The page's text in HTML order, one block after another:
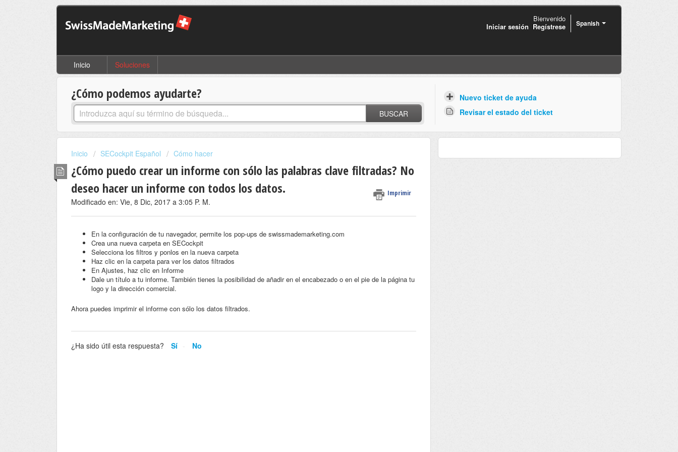
Spanish
Bienvenido
Iniciar sesión Regístrese
Inicio Soluciones
¿Cómo podemos ayudarte?
BUSCAR
Nuevo ticket de ayuda
Revisar el estado del ticket
Inicio SECockpit Español Cómo hacer
¿Cómo puedo crear un informe con sólo las palabras clave filtradas? No
deseo hacer un informe con todos los datos.
Imprimir
Modificado en: Vie, 8 Dic, 2017 a 3:05 P. M.
En la configuración de tu navegador, permite los pop-ups de swissmademarketing.com
Crea una nueva carpeta en SECockpit
Selecciona los filtros y ponlos en la nueva carpeta
Haz clic en la carpeta para ver los datos filtrados
En Ajustes, haz clic en Informe
Dale un título a tu informe. También tienes la posibilidad de añadir en el encabezado o en el pie de la página tu
logo y la dirección comercial.
Ahora puedes imprimir el informe con sólo los datos filtrados.
¿Ha sido útil esta respuesta? Sí No